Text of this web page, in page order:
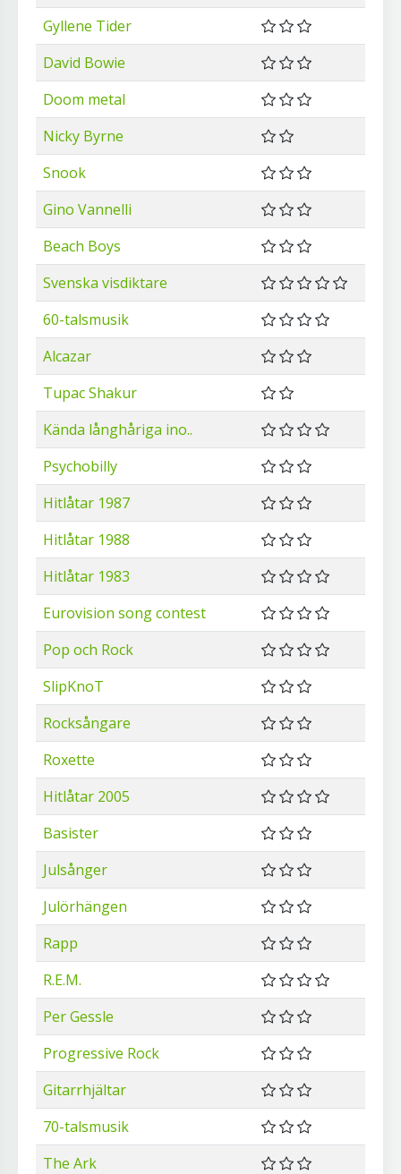
Gyllene Tider
David Bowie
Doom metal
Nicky Byrne
Snook
Gino Vannelli
Beach Boys
Svenska visdiktare
60-talsmusik
Alcazar
Tupac Shakur
Kända långhåriga ino..
Psychobilly
Hitlåtar 1987
Hitlåtar 1988
Hitlåtar 1983
Eurovision song contest
Pop och Rock
SlipKnoT
Rocksångare
Roxette
Hitlåtar 2005
Basister
Julsånger
Julörhängen
Rapp
R.E.M.
Per Gessle
Progressive Rock
Gitarrhjältar
70-talsmusik
The Ark